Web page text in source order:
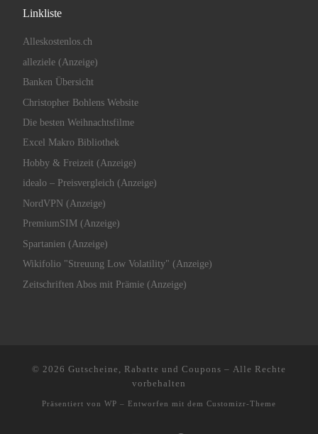
Linkliste
Alleskostenlos.ch
alleziele (Anzeige)
Banken Übersicht
Christopher Bohlens Website
Die besten Weihnachtsfilme
Excel Makro Bibliothek
Hobby & Freizeit (Anzeige)
idealo – Preisvergleich (Anzeige)
NordVPN (Anzeige)
PremiumSIM (Anzeige)
Spartanien (Anzeige)
Wikifolio "Streuung Low Volatility" (Anzeige)
Zeitschriften Abos mit Prämie (Anzeige)
© 2026 Gutscheine, Rabatte und Coupons – Alle Rechte
vorbehalten
Präsentiert von WP – Entworfen mit dem Customizr-Theme